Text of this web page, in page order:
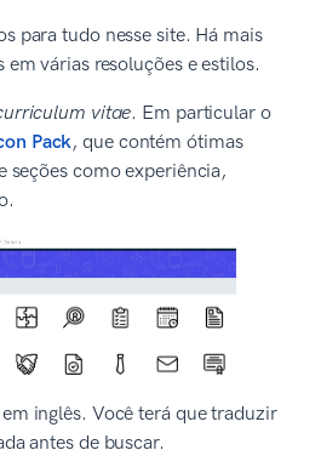
para tudo nesse site. Há mais
várias resoluções e estilos.
vitae. Em particular o
Pack, que contém ótimas
seções como experiência,
inglês. Você terá que traduzir
antes de buscar.